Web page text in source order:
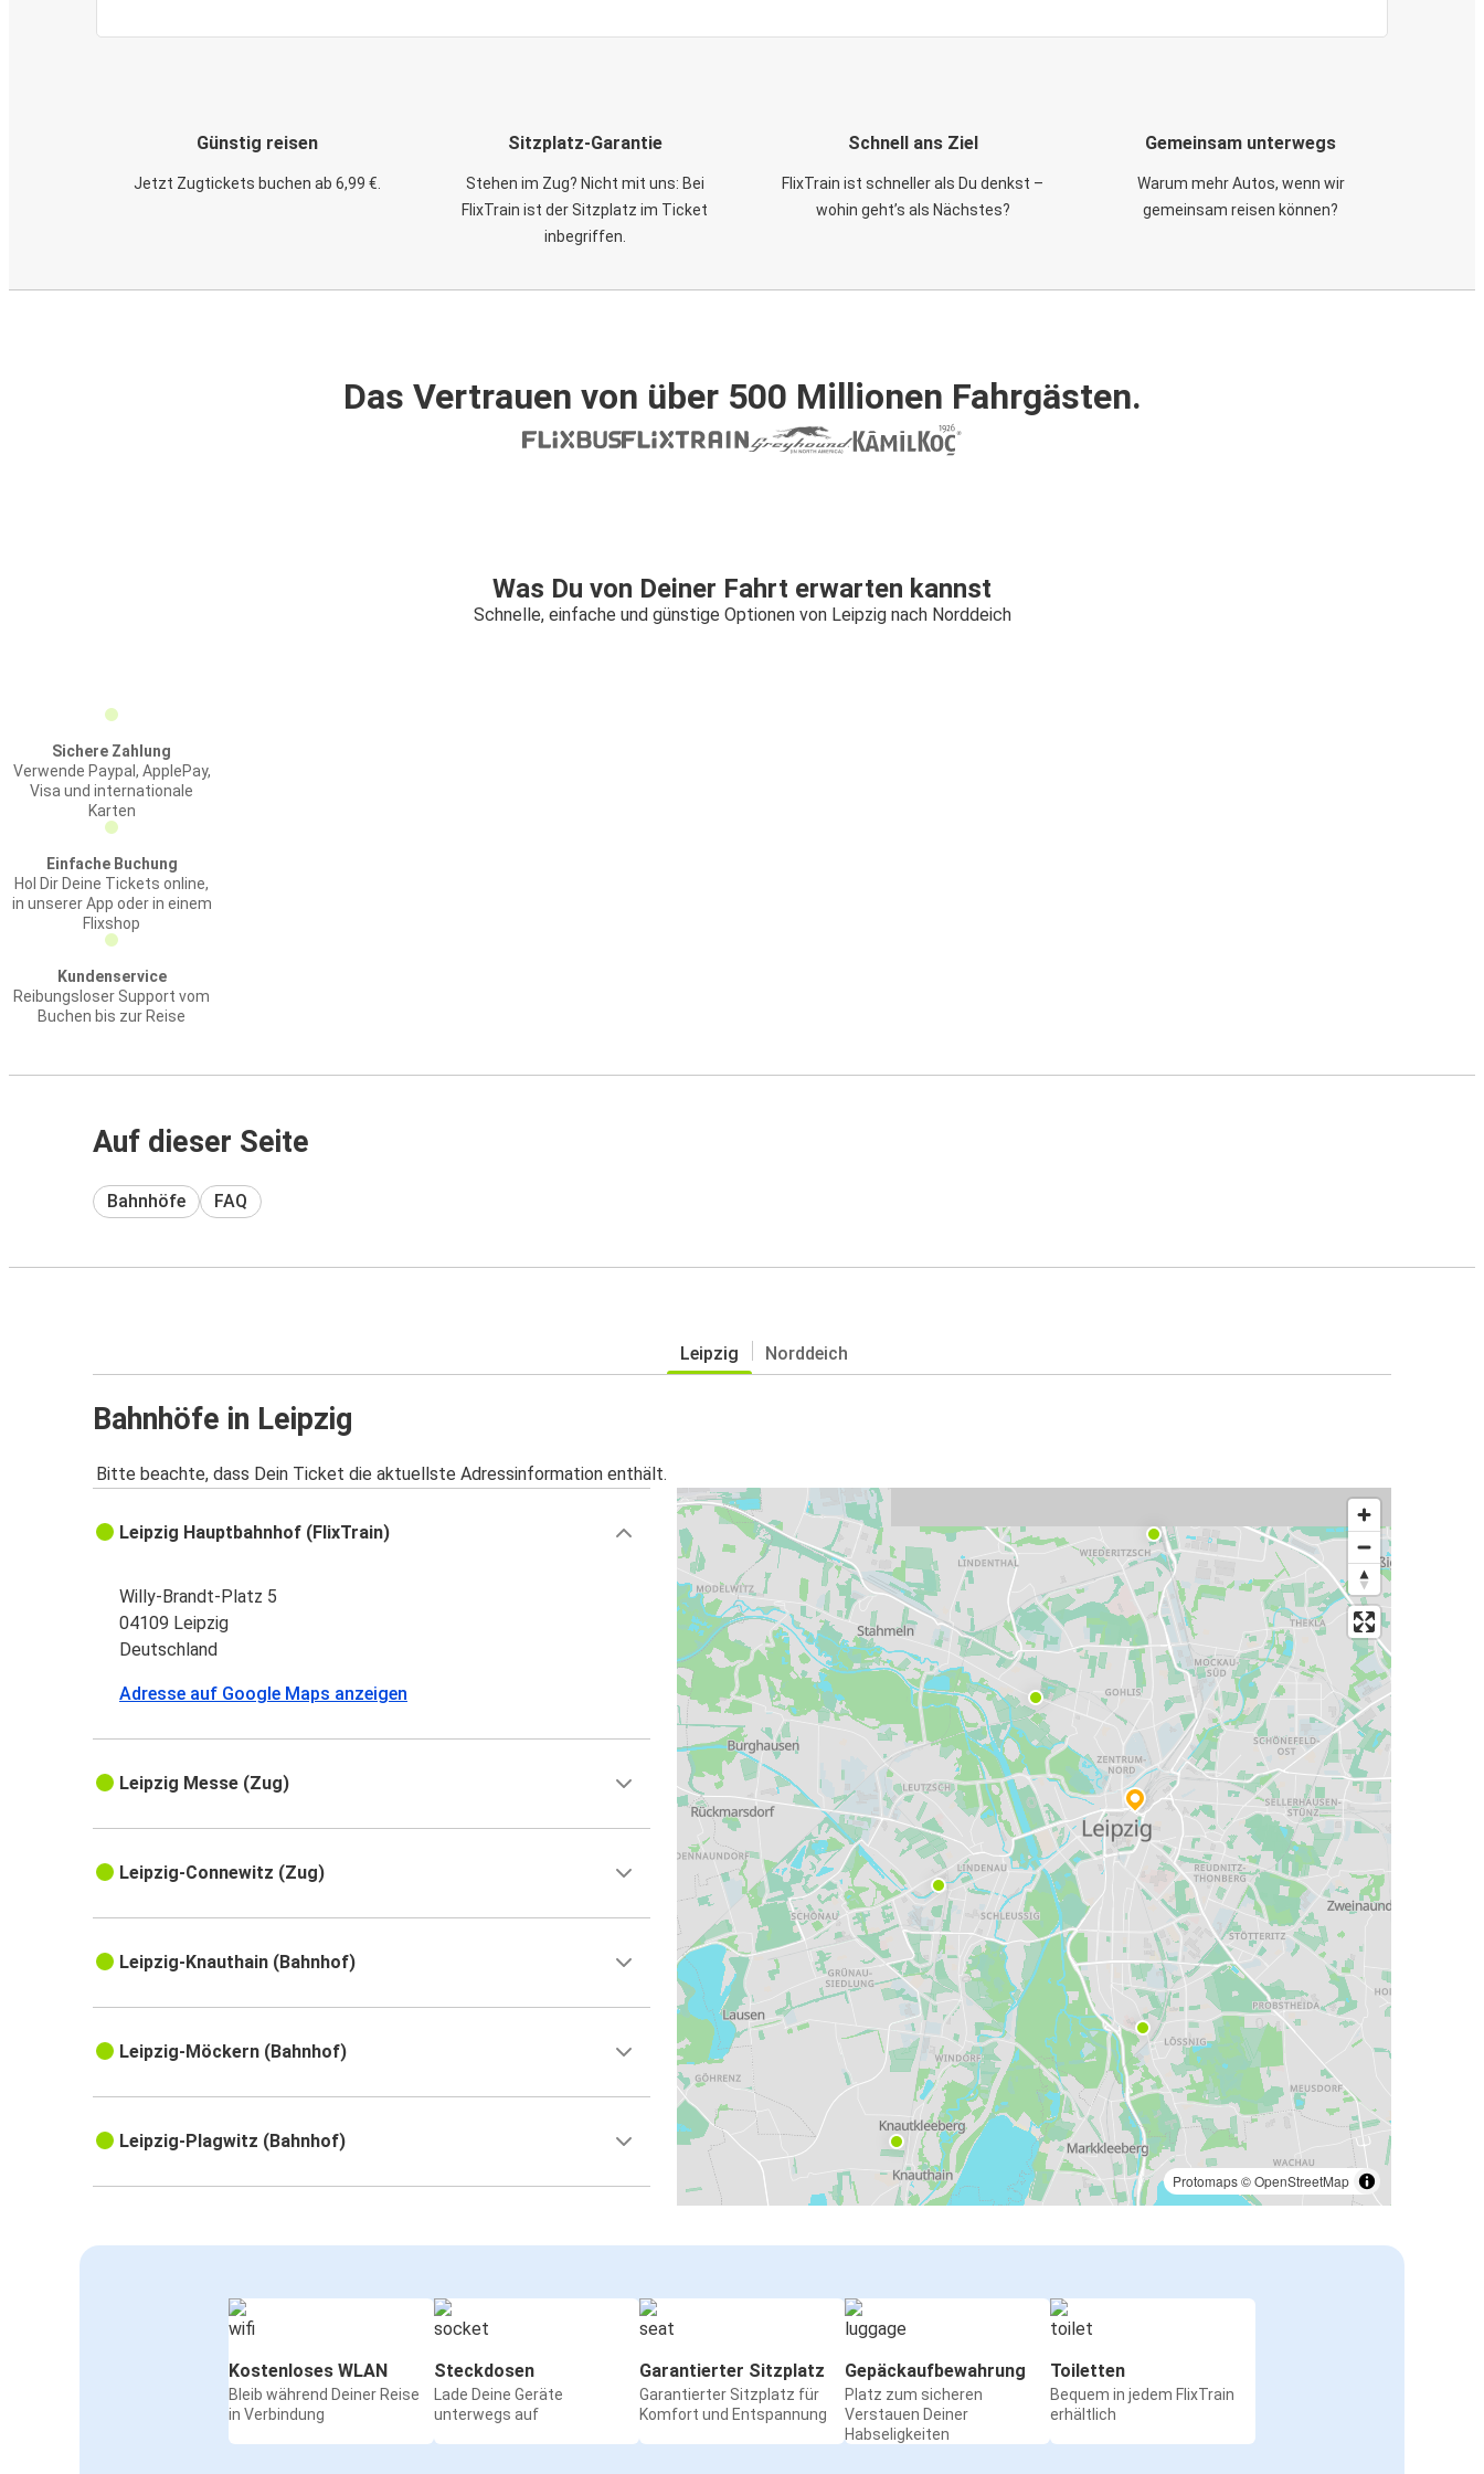
Günstig reisen
Jetzt Zugtickets buchen ab 6,99 €.
Sitzplatz-Garantie
Stehen im Zug? Nicht mit uns: Bei
FlixTrain ist der Sitzplatz im Ticket
inbegriffen.
Schnell ans Ziel
FlixTrain ist schneller als Du denkst –
wohin geht’s als Nächstes?
Gemeinsam unterwegs
Warum mehr Autos, wenn wir
gemeinsam reisen können?
Das Vertrauen von über 500 Millionen Fahrgästen.
Was Du von Deiner Fahrt erwarten kannst
Schnelle, einfache und günstige Optionen von Leipzig nach Norddeich
Sichere Zahlung
Verwende Paypal, ApplePay,
Visa und internationale
Karten
Einfache Buchung
Hol Dir Deine Tickets online,
in unserer App oder in einem
Flixshop
Kundenservice
Reibungsloser Support vom
Buchen bis zur Reise
Auf dieser Seite
Bahnhöfe FAQ
Leipzig Norddeich
Bahnhöfe in Leipzig
Bitte beachte, dass Dein Ticket die aktuellste Adressinformation enthält.
Protomaps©OpenStreetMap
Leipzig Hauptbahnhof (FlixTrain)
Willy-Brandt-Platz 5
04109 Leipzig
Deutschland
Adresse auf Google Maps anzeigen
Leipzig Messe (Zug)
Leipzig-Connewitz (Zug)
Leipzig-Knauthain (Bahnhof)
Leipzig-Möckern (Bahnhof)
Leipzig-Plagwitz (Bahnhof)
Kostenloses WLAN
Bleib während Deiner Reise
in Verbindung
Steckdosen
Lade Deine Geräte
unterwegs auf
Garantierter Sitzplatz
Garantierter Sitzplatz für
Komfort und Entspannung
Gepäckaufbewahrung
Platz zum sicheren
Verstauen Deiner
Habseligkeiten
Toiletten
Bequem in jedem FlixTrain
erhältlich